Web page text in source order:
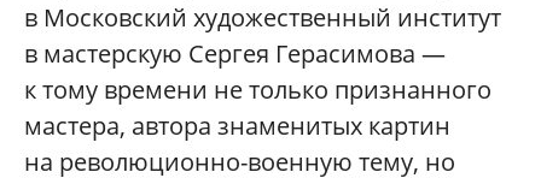
в Московский художественный институт
в мастерскую Сергея Герасимова —
к тому времени не только признанного
мастера, автора знаменитых картин
на революционно-военную тему, но